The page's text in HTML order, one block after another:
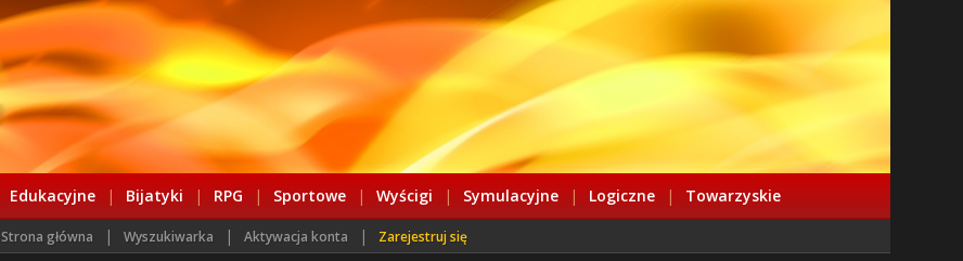
Edukacyjne | Bijatyki | RPG | Sportowe | Wyścigi | Symulacyjne | Logiczne | Towarzyskie
Strona główna | Wyszukiwarka | Aktywacja konta | Zarejestruj się